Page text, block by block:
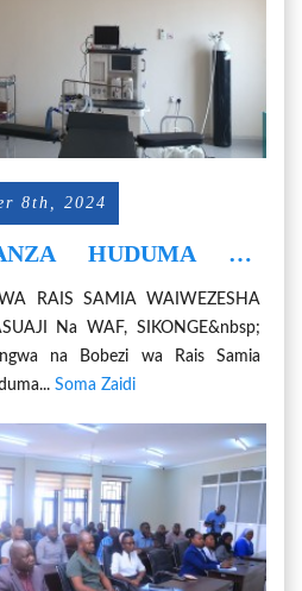
8th, 2024
HUDUMA ZA
RAIS SAMIA
RAIS SAMIA WAIWEZESHA
Na WAF, SIKONGE&nbsp;
na Bobezi wa Rais Samia
Soma Zaidi